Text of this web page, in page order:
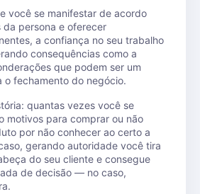
você se manifestar de acordo
da persona e oferecer
a confiança no seu trabalho
consequências como a
que podem ser um
o fechamento do negócio.
quantas vezes você se
motivos para comprar ou não
por não conhecer ao certo a
gerando autoridade você tira
do seu cliente e consegue
de decisão — no caso,